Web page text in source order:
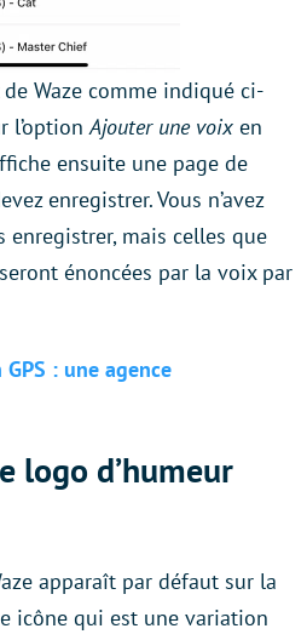
Waze comme indiqué ci-
l’option Ajouter une voix en
ensuite une page de
enregistrer. Vous n’avez
enregistrer, mais celles que
énoncées par la voix par
GPS : une agence
logo d’humeur
apparaît par défaut sur la
icône qui est une variation